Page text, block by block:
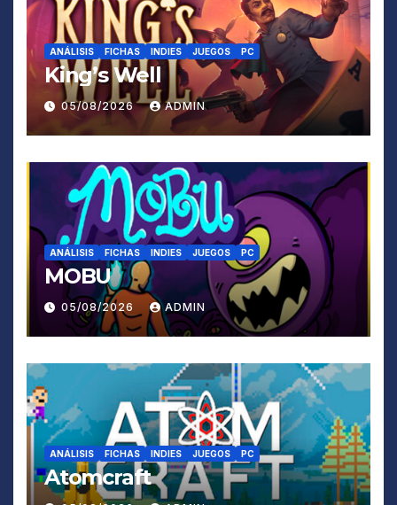
ANÁLISIS FICHAS INDIES JUEGOS PC
King’s Well
05/08/2026 ADMIN
ANÁLISIS FICHAS INDIES JUEGOS PC
MOBU
05/08/2026 ADMIN
ANÁLISIS FICHAS INDIES JUEGOS PC
Atomcraft